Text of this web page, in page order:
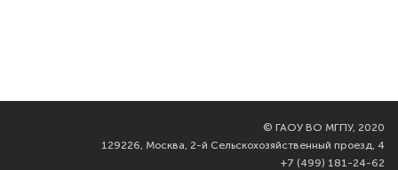
© ГАОУ ВО МГПУ, 2020
129226, Москва, 2-й Сельскохозяйственный проезд, 4
+7 (499) 181-24-62